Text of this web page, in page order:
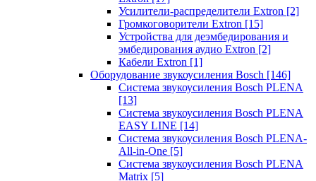
Усилители-распределители Extron [2]
Громкоговорители Extron [15]
Устройства для деэмбедирования и
эмбедирования аудио Extron [2]
Кабели Extron [1]
Оборудование звукоусиления Bosch [146]
Система звукоусиления Bosch PLENA
[13]
Система звукоусиления Bosch PLENA
EASY LINE [14]
Система звукоусиления Bosch PLENA-
All-in-One [5]
Система звукоусиления Bosch PLENA
Matrix [5]